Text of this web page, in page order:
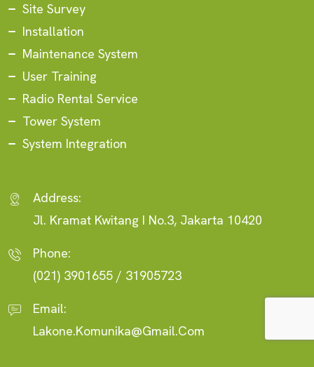
Site Survey
Installation
Maintenance System
User Training
Radio Rental Service
Tower System
System Integration
Address:
Jl. Kramat Kwitang I No.3, Jakarta 10420
Phone:
(021) 3901655 / 31905723
Email:
Lakone.komunika@gmail.com